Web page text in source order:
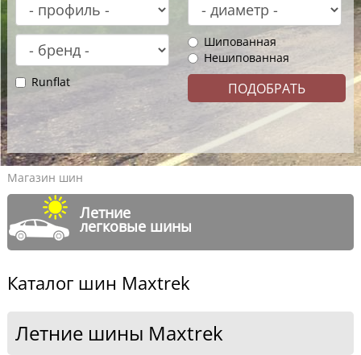
Шипованная
Нешипованная
Runflat
Магазин шин
Летние
легковые шины
Каталог шин Maxtrek
Летние шины Maxtrek